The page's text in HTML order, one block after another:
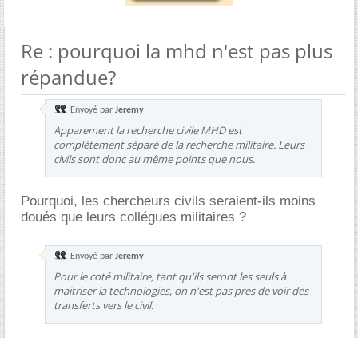
Re : pourquoi la mhd n'est pas plus
répandue?
Envoyé par Jeremy
Apparement la recherche civile MHD est
complétement séparé de la recherche militaire. Leurs
civils sont donc au même points que nous.
Pourquoi, les chercheurs civils seraient-ils moins
doués que leurs collégues militaires ?
Envoyé par Jeremy
Pour le coté militaire, tant qu'ils seront les seuls à
maitriser la technologies, on n'est pas pres de voir des
transferts vers le civil.